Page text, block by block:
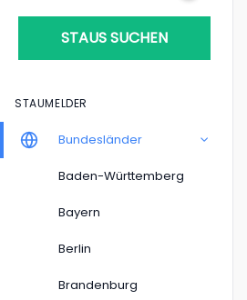
STAUS SUCHEN
STAUMELDER
Bundesländer
Baden-Württemberg
Bayern
Berlin
Brandenburg